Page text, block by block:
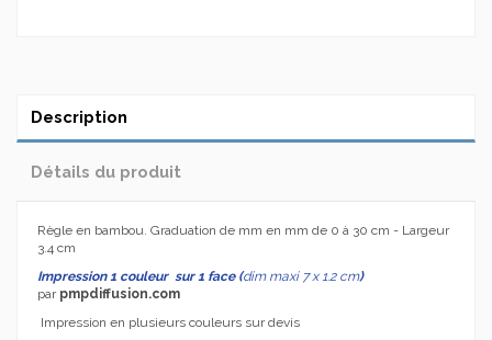
Description
Détails du produit
Règle en bambou. Graduation de mm en mm de 0 à 30 cm - Largeur
3.4 cm
Impression 1 couleur sur 1 face (dim maxi 7 x 1.2 cm)
par pmpdiffusion.com
Impression en plusieurs couleurs sur devis